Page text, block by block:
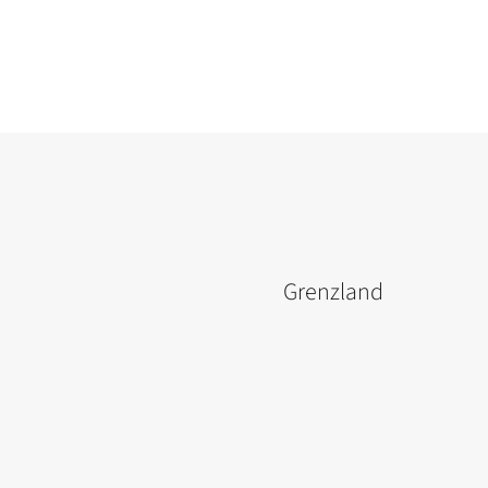
Grenzland